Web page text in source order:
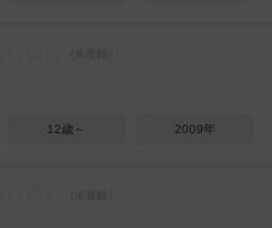
12歳～ 2009年